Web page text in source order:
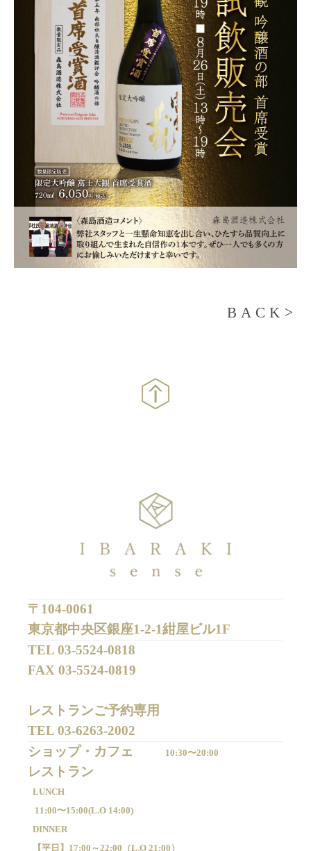
BACK>
〒104-0061
東京都中央区銀座1-2-1紺屋ビル1F
TEL 03-5524-0818
FAX 03-5524-0819
レストランご予約専用
TEL 03-6263-2002
ショップ・カフェ
10:30〜20:00
LUNCH
11:00〜15:00(L.O 14:00)
DINNER
【平日】 17:00～22:00（L.O 21:00）